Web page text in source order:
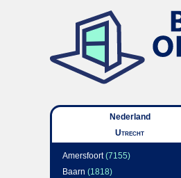
Nederland
Utrecht
Amersfoort(7155)
Baarn (1818)